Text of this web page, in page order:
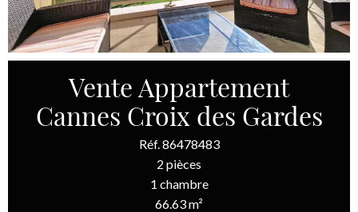
Vente Appartement
Cannes Croix des Gardes
Réf. 86478483
2 pièces
1 chambre
66.63 m²